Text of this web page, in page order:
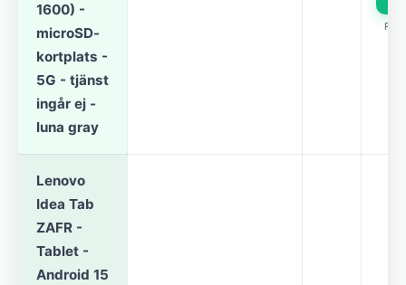
1600) -
microSD-
kortplats -
5G - tjänst
ingår ej -
luna gray
Lenovo
Idea Tab
ZAFR -
Tablet -
Android 15